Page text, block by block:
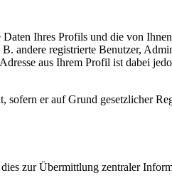
Ihres Profils und die von
andere registrierte Benutzer,
aus Ihrem Profil ist dabei
er auf Grund gesetzlicher
zur Übermittlung zentraler